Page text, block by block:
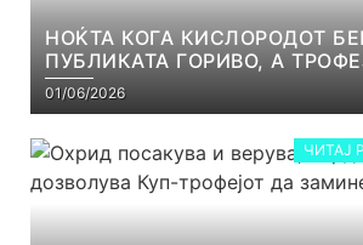
НОЌТА КОГА КИСЛОРОДОТ
ПУБЛИКАТА ГОРИВО, А
РЕАЛНОСТ
01/06/2026
ЧИТАЈ